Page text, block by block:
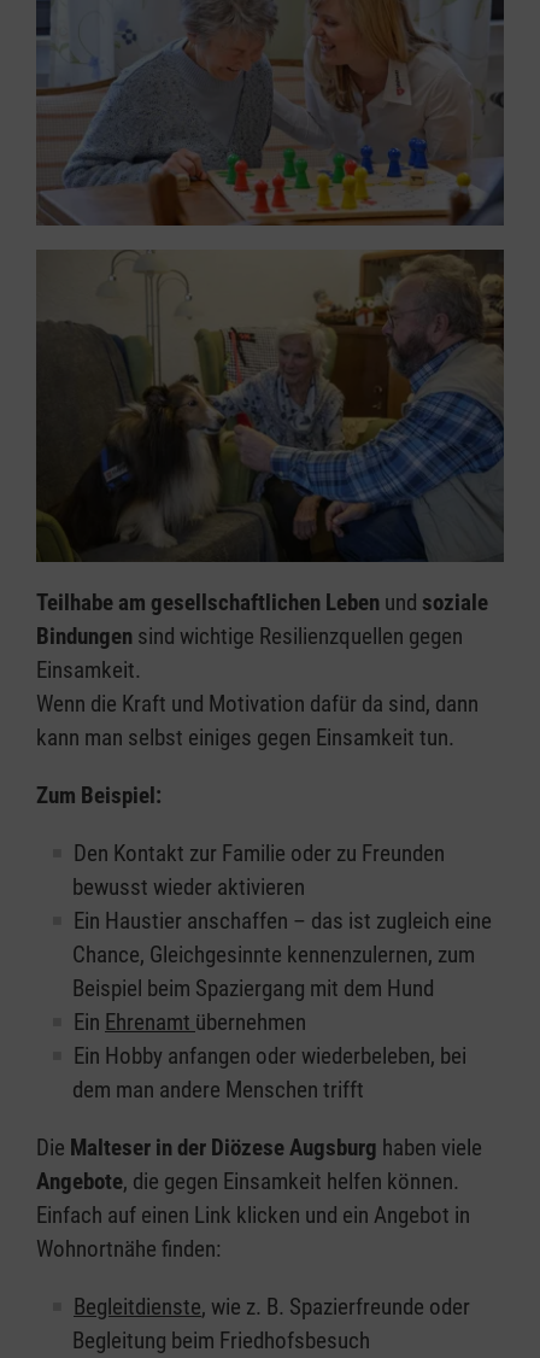
Teilhabe am gesellschaftlichen Leben und soziale
Bindungen sind wichtige Resilienzquellen gegen
Einsamkeit.
Wenn die Kraft und Motivation dafür da sind, dann
kann man selbst einiges gegen Einsamkeit tun.
Zum Beispiel:
Den Kontakt zur Familie oder zu Freunden
bewusst wieder aktivieren
Ein Haustier anschaffen – das ist zugleich eine
Chance, Gleichgesinnte kennenzulernen, zum
Beispiel beim Spaziergang mit dem Hund
Ein Ehrenamt übernehmen
Ein Hobby anfangen oder wiederbeleben, bei
dem man andere Menschen trifft
Die Malteser in der Diözese Augsburg haben viele
Angebote, die gegen Einsamkeit helfen können.
Einfach auf einen Link klicken und ein Angebot in
Wohnortnähe finden:
Begleitdienste, wie z. B. Spazierfreunde oder
Begleitung beim Friedhofsbesuch